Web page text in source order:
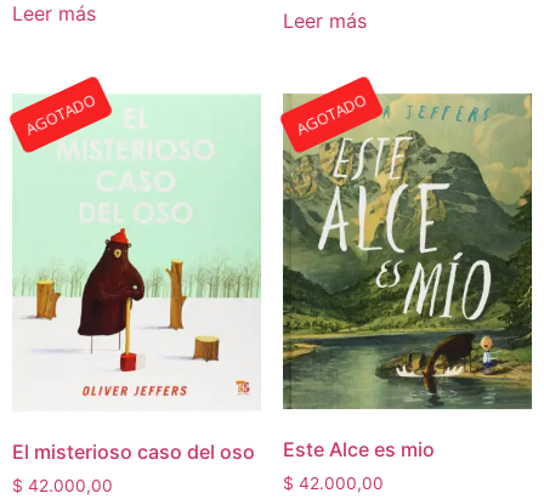
Leer más Leer más
AGOTADO
El misterioso caso del oso
$ 42.000,00
AGOTADO
Este Alce es mio
$ 42.000,00